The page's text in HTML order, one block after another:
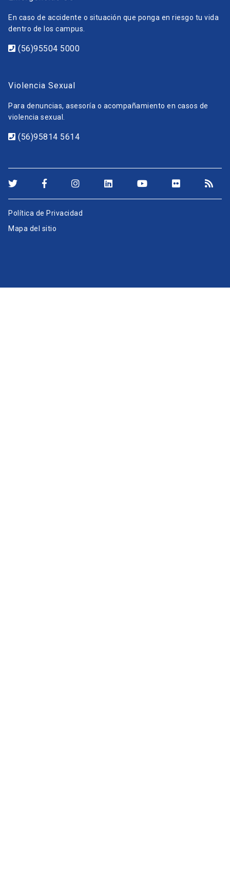
En caso de accidente o situación que ponga en riesgo tu vida
dentro de los campus.
(56)95504 5000
Violencia Sexual
Para denuncias, asesoría o acompañamiento en casos de
violencia sexual.
(56)95814 5614
Política de Privacidad
Mapa del sitio